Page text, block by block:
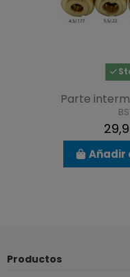
Parte
Añadir
Productos